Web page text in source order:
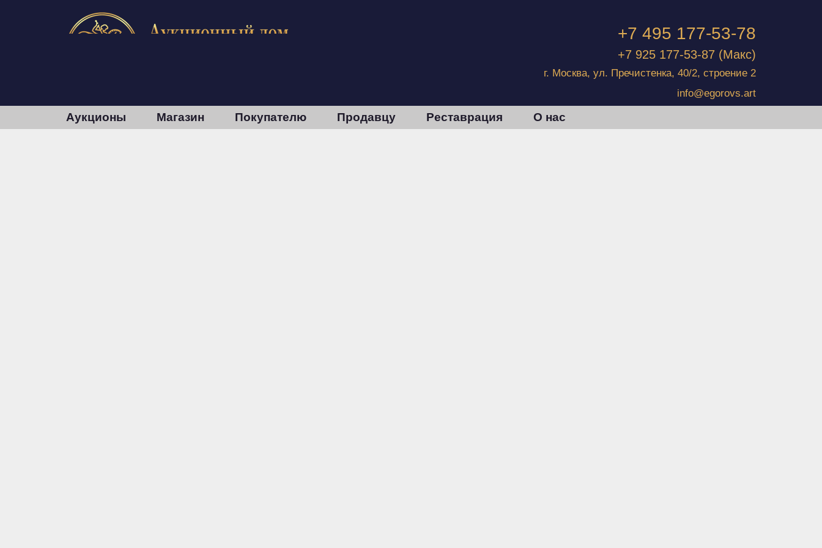
+7 495 177-53-78
+7 925 177-53-87 (Макс)
г. Москва, ул. Пречистенка, 40/2, строение 2
info@egorovs.art
Аукционы Магазин Покупателю Продавцу Реставрация О нас